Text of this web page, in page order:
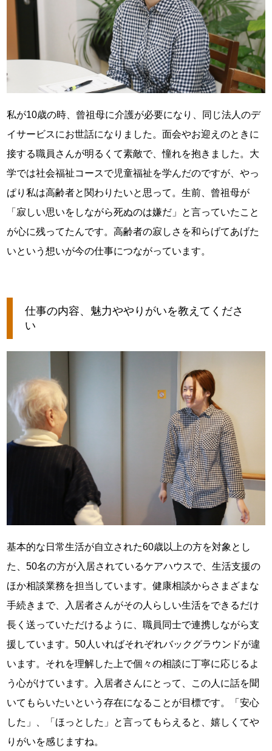
私が10歳の時、曾祖母に介護が必要になり、同じ法人のデ
イサービスにお世話になりました。面会やお迎えのときに
接する職員さんが明るくて素敵で、憧れを抱きました。大
学では社会福祉コースで児童福祉を学んだのですが、やっ
ぱり私は高齢者と関わりたいと思って。生前、曾祖母が
「寂しい思いをしながら死ぬのは嫌だ」と言っていたこと
が心に残ってたんです。高齢者の寂しさを和らげてあげた
いという想いが今の仕事につながっています。
仕事の内容、魅力ややりがいを教えてくださ
い
基本的な日常生活が自立された60歳以上の方を対象とし
た、50名の方が入居されているケアハウスで、生活支援の
ほか相談業務を担当しています。健康相談からさまざまな
手続きまで、入居者さんがその人らしい生活をできるだけ
長く送っていただけるように、職員同士で連携しながら支
援しています。50人いればそれぞれバックグラウンドが違
います。それを理解した上で個々の相談に丁寧に応じるよ
う心がけています。入居者さんにとって、この人に話を聞
いてもらいたいという存在になることが目標です。「安心
した」、「ほっとした」と言ってもらえると、嬉しくてや
りがいを感じますね。